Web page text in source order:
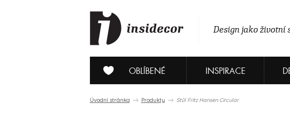
Design jako životní
OBLÍBENÉ INSPIRACE
Úvodní stránka Produkty Stůl Fritz Hansen Circular